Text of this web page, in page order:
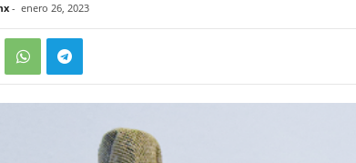
- enero 26, 2023